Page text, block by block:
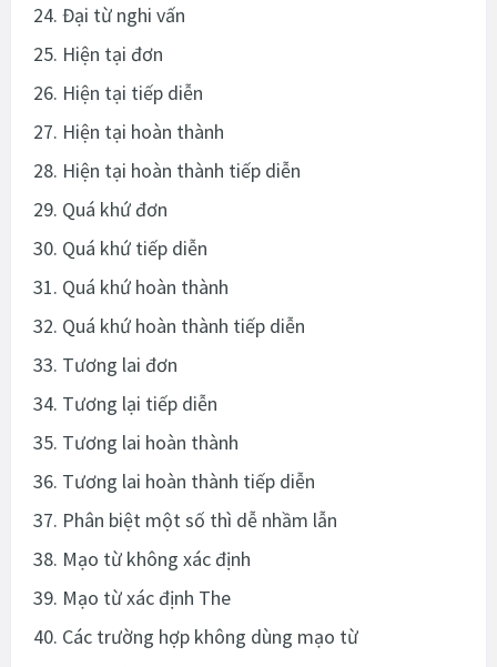
24. Đại từ nghi vấn
25. Hiện tại đơn
26. Hiện tại tiếp diễn
27. Hiện tại hoàn thành
28. Hiện tại hoàn thành tiếp diễn
29. Quá khứ đơn
30. Quá khứ tiếp diễn
31. Quá khứ hoàn thành
32. Quá khứ hoàn thành tiếp diễn
33. Tương lai đơn
34. Tương lại tiếp diễn
35. Tương lai hoàn thành
36. Tương lai hoàn thành tiếp diễn
37. Phân biệt một số thì dễ nhầm lẫn
38. Mạo từ không xác định
39. Mạo từ xác định The
40. Các trường hợp không dùng mạo từ